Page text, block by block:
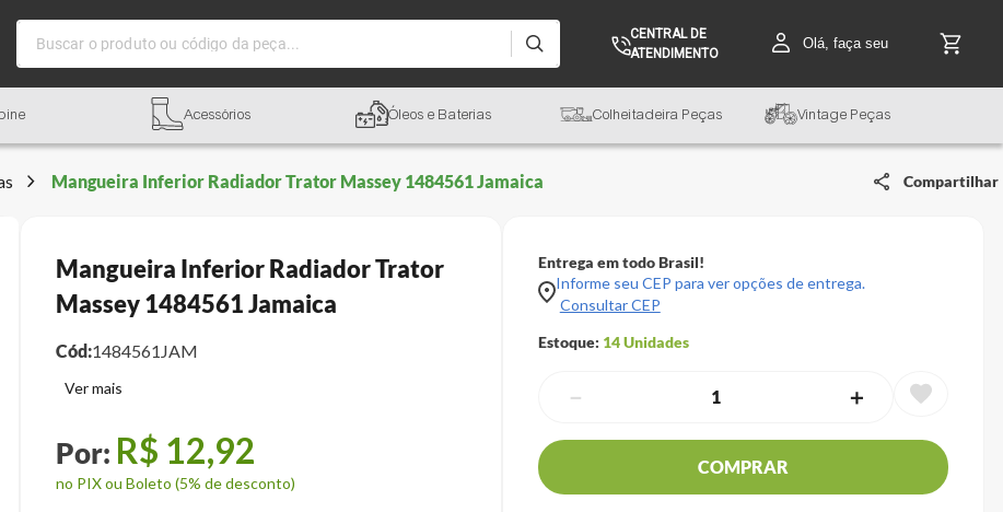
Buscar o produto ou código da peça...
CENTRAL DE
ATENDIMENTO
Olá, faça seu
Acessórios Óleos e Baterias Colheitadeira Peças Vintage Peças
Mangueira Inferior Radiador Trator Massey 1484561 Jamaica Compartilhar
Mangueira Inferior Radiador Trator
Massey 1484561 Jamaica
Cód:1484561JAM
R$ 12,92
no PIX ou Boleto (5% de desconto)
Entrega em todo Brasil!
Informe seu CEP para ver opções de entrega.
Consultar CEP
Estoque: 14Unidades
＋
－
COMPRAR